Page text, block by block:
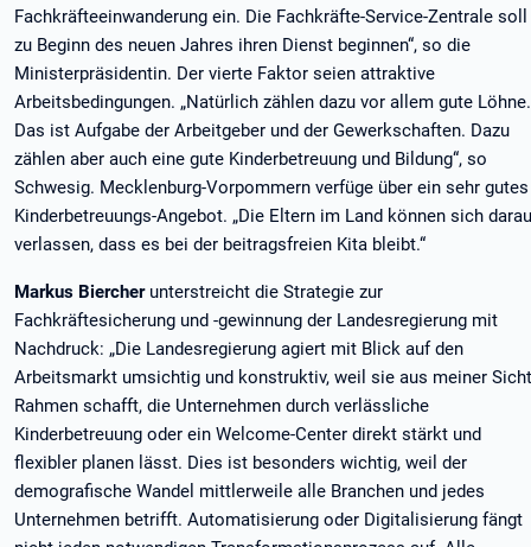
Fachkräfteeinwanderung ein. Die Fachkräfte-Service-Zentrale soll
zu Beginn des neuen Jahres ihren Dienst beginnen“, so die
Ministerpräsidentin. Der vierte Faktor seien attraktive
Arbeitsbedingungen. „Natürlich zählen dazu vor allem gute Löhne.
Das ist Aufgabe der Arbeitgeber und der Gewerkschaften. Dazu
zählen aber auch eine gute Kinderbetreuung und Bildung“, so
Schwesig. Mecklenburg-Vorpommern verfüge über ein sehr gutes
Kinderbetreuungs-Angebot. „Die Eltern im Land können sich
verlassen, dass es bei der beitragsfreien Kita bleibt.“
Markus Biercherunterstreicht die Strategie zur
Fachkräftesicherung und -gewinnung der Landesregierung mit
Nachdruck: „Die Landesregierung agiert mit Blick auf den
Arbeitsmarkt umsichtig und konstruktiv, weil sie aus meiner Sicht
Rahmen schafft, die Unternehmen durch verlässliche
Kinderbetreuung oder ein Welcome-Center direkt stärkt und
flexibler planen lässt. Dies ist besonders wichtig, weil der
demografische Wandel mittlerweile alle Branchen und jedes
Unternehmen betrifft. Automatisierung oder Digitalisierung fängt